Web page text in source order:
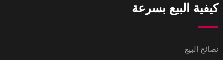
كيفية البيع بسرعة
نصائح البيع